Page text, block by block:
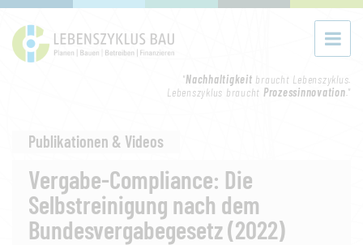
"Nachhaltigkeit braucht Lebenszyklus.
Lebenszyklus braucht Prozessinnovation."
Publikationen & Videos
Vergabe-Compliance: Die
Selbstreinigung nach dem
Bundesvergabegesetz (2022)